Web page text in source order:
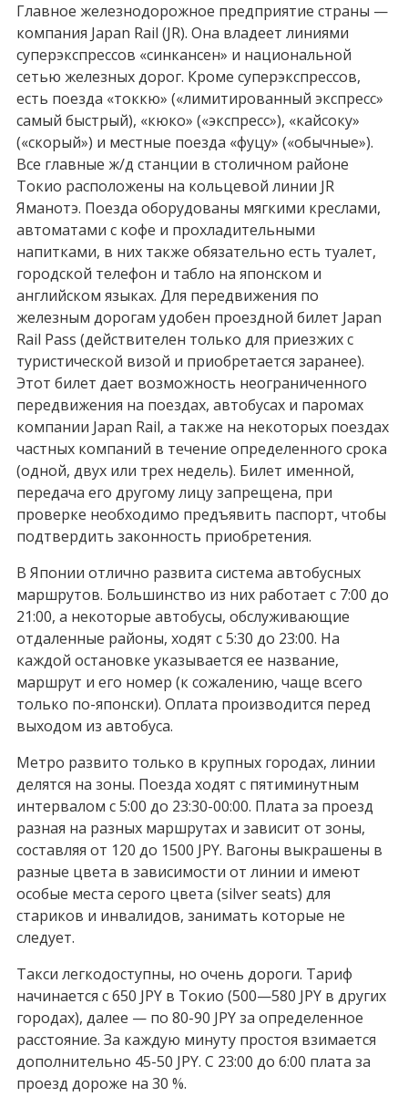
Главное железнодорожное предприятие страны —
компания Japan Rail (JR). Она владеет линиями
суперэкспрессов «синкансен» и национальной
сетью железных дорог. Кроме суперэкспрессов,
есть поезда «токкю» («лимитированный экспресс»
самый быстрый), «кюко» («экспресс»), «кайсоку»
(«скорый») и местные поезда «фуцу» («обычные»).
Все главные ж/д станции в столичном районе
Токио расположены на кольцевой линии JR
Яманотэ. Поезда оборудованы мягкими креслами,
автоматами с кофе и прохладительными
напитками, в них также обязательно есть туалет,
городской телефон и табло на японском и
английском языках. Для передвижения по
железным дорогам удобен проездной билет Japan
Rail Pass (действителен только для приезжих с
туристической визой и приобретается заранее).
Этот билет дает возможность неограниченного
передвижения на поездах, автобусах и паромах
компании Japan Rail, а также на некоторых поездах
частных компаний в течение определенного срока
(одной, двух или трех недель). Билет именной,
передача его другому лицу запрещена, при
проверке необходимо предъявить паспорт, чтобы
подтвердить законность приобретения.
В Японии отлично развита система автобусных
маршрутов. Большинство из них работает с 7:00 до
21:00, а некоторые автобусы, обслуживающие
отдаленные районы, ходят с 5:30 до 23:00. На
каждой остановке указывается ее название,
маршрут и его номер (к сожалению, чаще всего
только по-японски). Оплата производится перед
выходом из автобуса.
Метро развито только в крупных городах, линии
делятся на зоны. Поезда ходят с пятиминутным
интервалом с 5:00 до 23:30-00:00. Плата за проезд
разная на разных маршрутах и зависит от зоны,
составляя от 120 до 1500 JPY. Вагоны выкрашены в
разные цвета в зависимости от линии и имеют
особые места серого цвета (silver seats) для
стариков и инвалидов, занимать которые не
следует.
Такси легкодоступны, но очень дороги. Тариф
начинается с650 JPYв Токио (500—580 JPYв других
городах), далее — по 80-90 JPYза определенное
расстояние. За каждую минуту простоя взимается
дополнительно 45-50 JPY. С 23:00 до 6:00 плата за
проезд дороже на 30 %.